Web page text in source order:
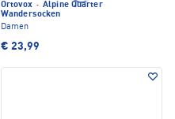
Ortovox · Alpine Quarter
Wandersocken
Damen
€ 23,99